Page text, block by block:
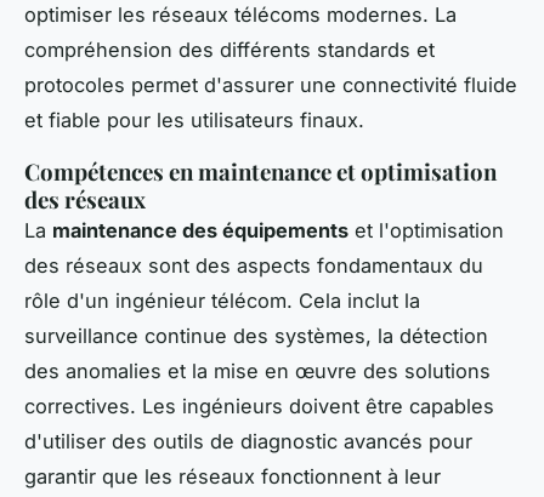
optimiser les réseaux télécoms modernes. La
compréhension des différents standards et
protocoles permet d'assurer une connectivité fluide
et fiable pour les utilisateurs finaux.
Compétences en maintenance et optimisation
des réseaux
La maintenance des équipements et l'optimisation
des réseaux sont des aspects fondamentaux du
rôle d'un ingénieur télécom. Cela inclut la
surveillance continue des systèmes, la détection
des anomalies et la mise en œuvre des solutions
correctives. Les ingénieurs doivent être capables
d'utiliser des outils de diagnostic avancés pour
garantir que les réseaux fonctionnent à leur